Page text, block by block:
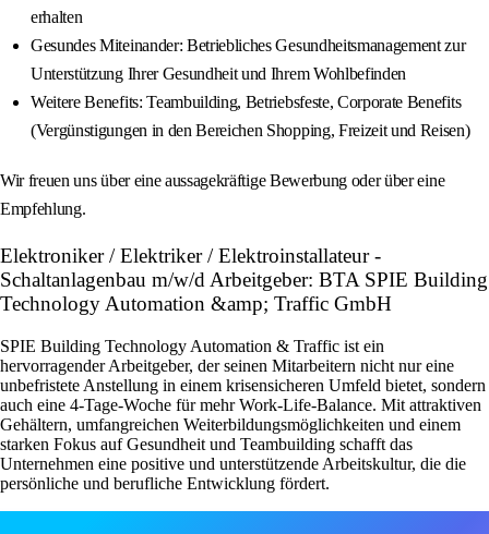
erhalten
Gesundes Miteinander: Betriebliches Gesundheitsmanagement zur
Unterstützung Ihrer Gesundheit und Ihrem Wohlbefinden
Weitere Benefits: Teambuilding, Betriebsfeste, Corporate Benefits
(Vergünstigungen in den Bereichen Shopping, Freizeit und Reisen)
Wir freuen uns über eine aussagekräftige Bewerbung oder über eine
Empfehlung.
Elektroniker / Elektriker / Elektroinstallateur -
Schaltanlagenbau m/w/d Arbeitgeber: BTA SPIE Building
Technology Automation &amp; Traffic GmbH
SPIE Building Technology Automation & Traffic ist ein
hervorragender Arbeitgeber, der seinen Mitarbeitern nicht nur eine
unbefristete Anstellung in einem krisensicheren Umfeld bietet, sondern
auch eine 4-Tage-Woche für mehr Work-Life-Balance. Mit attraktiven
Gehältern, umfangreichen Weiterbildungsmöglichkeiten und einem
starken Fokus auf Gesundheit und Teambuilding schafft das
Unternehmen eine positive und unterstützende Arbeitskultur, die die
persönliche und berufliche Entwicklung fördert.